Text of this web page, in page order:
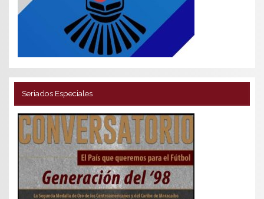
Seriados Especiales